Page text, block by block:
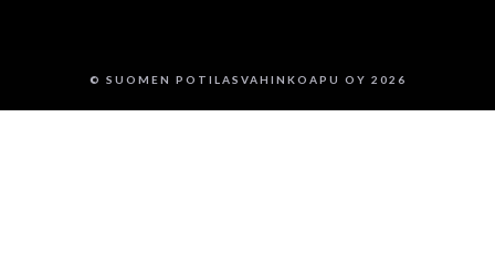
© SUOMEN POTILASVAHINKOAPU OY 2026